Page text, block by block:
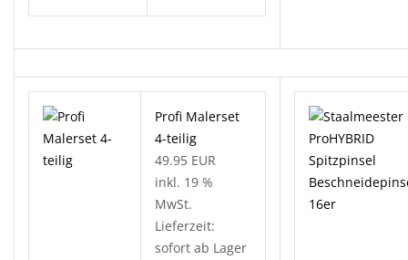
Profi Malerset
4-teilig
49.95 EUR
inkl. 19 %
MwSt.
Lieferzeit:
sofort ab Lager